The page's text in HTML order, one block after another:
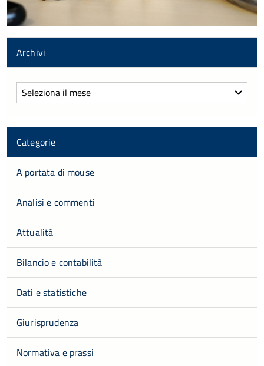
Archivi
Archivi
Categorie
A portata di mouse
Analisi e commenti
Attualità
Bilancio e contabilità
Dati e statistiche
Giurisprudenza
Normativa e prassi